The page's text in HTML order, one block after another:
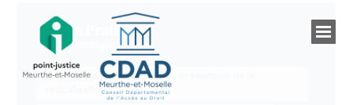
Fiches Pratiques
Nos thématiques
Centre d'assistance et de prévention de la
radicalisation